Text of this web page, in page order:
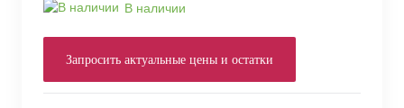
В наличии
Запросить актуальные цены и остатки